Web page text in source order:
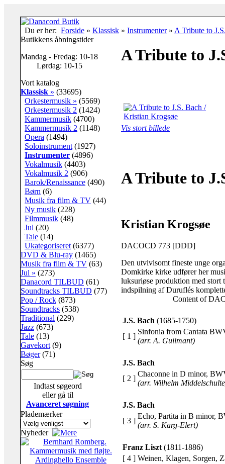
Du er her: Forside » Klassisk » Instrumenter» A Tribute to
Butikkens åbningstider
Mandag - Fredag: 10-18
Lørdag: 10-15
Vort katalog
Klassisk » (33695)
Orkestermusik » (5569)
Orkestermusik 2 (1424)
Kammermusik (4700)
Kammermusik 2 (1148)
Opera (1494)
Soloinstrument (1927)
Instrumenter (4896)
Vokalmusik (4403)
Vokalmusik 2 (906)
Barok/Renaissance (490)
Børn (6)
Musik fra film & TV (44)
Ny musik (228)
Filmmusik (48)
Jul (20)
Tale (14)
Ukategoriseret (6377)
DVD & Blu-ray (1465)
Musik fra film & TV (63)
Jul » (273)
Danacord TILBUD (61)
Soundtracks TILBUD (77)
Pop / Rock (873)
Soundtracks (538)
Traditional (229)
Jazz (673)
Tale (13)
Gavekort (9)
Bøger(71)
Søg
Indtast søgeord
eller gå til
Avanceret søgning
Plademærker
Nyheder
A Tribute to
Vis stort billede
A Tribute to
Kristian Krogsøe
DACOCD 773 [DDD]
Den utvivlsomt fineste unge
Domkirke kirke udfører her
luksuriøse produktion med stort
indspilning af Duruflés
Content of
J.S. Bach (1685-1750)
[ 1 ]
Sinfonia from Cantata
(arr. A. Guilmant)
J.S. Bach
[ 2 ]
Chaconne in D minor,
(arr. Wilhelm
J.S. Bach
[ 3 ]
Echo, Partita in B minor,
(arr. S. Karg-Elert)
Franz Liszt (1811-1886)
[ 4 ] Weinen, Klagen, Sorgen,